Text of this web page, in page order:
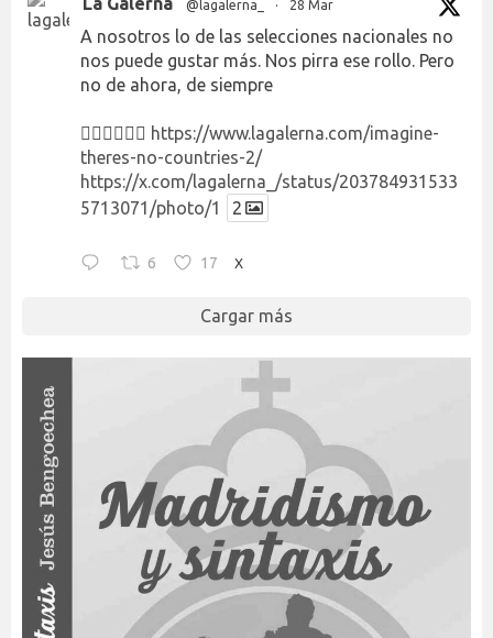
@lagalerna_ · 28 Mar
A nosotros lo de las selecciones nacionales no
nos puede gustar más. Nos pirra ese rollo. Pero
no de ahora, de siempre
👉🏻👉🏻👉🏻 https://www.lagalerna.com/imagine-
theres-no-countries-2/
https://x.com/lagalerna_/status/203784931533
5713071/photo/1
2
6 17 X
Cargar más